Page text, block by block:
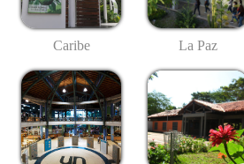
Caribe La Paz